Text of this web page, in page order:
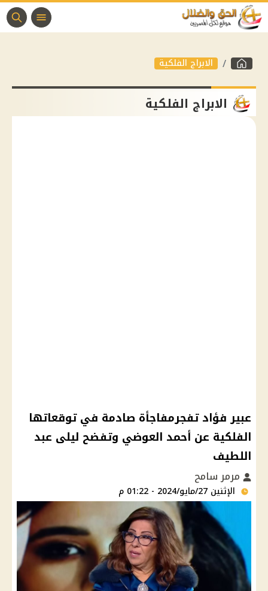
الابراج الفلكية
الابراج الفلكية
عبير فؤاد تفجرمفاجأة صادمة في توقعاتها
الفلكية عن أحمد العوضي وتفضح ليلى عبد
اللطيف
مرمر سامح
الإثنين 27/مايو/2024 - 01:22 م